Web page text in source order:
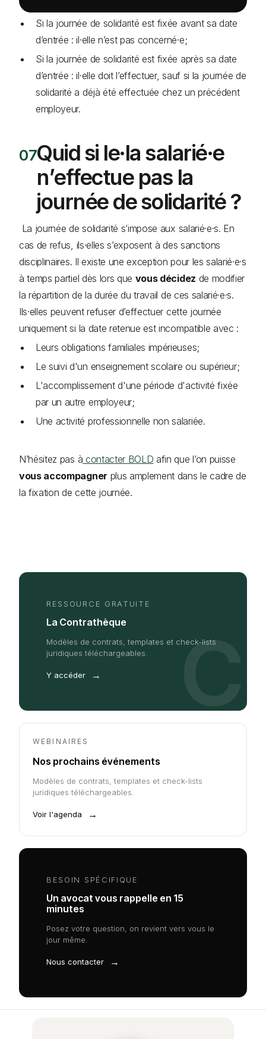
Si la journée de solidarité est fixée avant sa date
d’entrée : il·elle n’est pas concerné·e;
Si la journée de solidarité est fixée après sa date
d’entrée : il·elle doit l’effectuer, sauf si la journée de
solidarité a déjà été effectuée chez un précédent
employeur.
Quid si le·la salarié·e
n’effectue pas la
journée de solidarité ?
La journée de solidarité s’impose aux salarié·e·s. En
cas de refus, ils·elles s’exposent à des sanctions
disciplinaires. Il existe une exception pour les salarié·e·s
à temps partiel dès lors que vous décidez de modifier
la répartition de la durée du travail de ces salarié·e·s.
Ils·elles peuvent refuser d’effectuer cette journée
uniquement si la date retenue est incompatible avec :
Leurs obligations familiales impérieuses;
Le suivi d'un enseignement scolaire ou supérieur;
L'accomplissement d'une période d'activité fixée
par un autre employeur;
Une activité professionnelle non salariée.
N’hésitez pas à contacter BOLD afin que l’on puisse
vous accompagner plus amplement dans le cadre de
la fixation de cette journée.
RESSOURCE GRATUITE
La Contrathèque
Modèles de contrats, templates et check-lists
juridiques téléchargeables.
Y accéder → C
WEBINAIRES
Nos prochains événements
Modèles de contrats, templates et check-lists
juridiques téléchargeables.
Voir l'agenda →
BESOIN SPÉCIFIQUE
Un avocat vous rappelle en 15
minutes
Posez votre question, on revient vers vous le
jour même.
Nous contacter →